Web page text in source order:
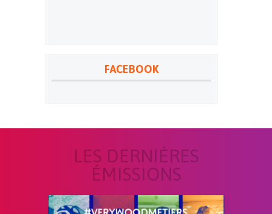
FACEBOOK
LES DERNIÈRES
ÉMISSIONS